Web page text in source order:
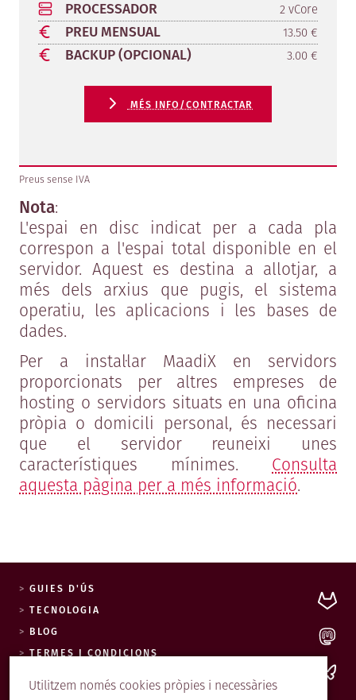
PROCESSADOR 2 vCore
PREU MENSUAL 13.50 €
BACKUP (OPCIONAL) 3.00 €
MÉS INFO/CONTRACTAR
Preus sense IVA
Nota:
L'espai en disc indicat per a cada pla
correspon a l'espai total disponible en el
servidor. Aquest es destina a allotjar, a
més dels arxius que pugis, el sistema
operatiu, les aplicacions i les bases de
dades.
Per a instal·lar MaadiX en servidors
proporcionats per altres empreses de
hosting o servidors situats en una oficina
pròpia o domicili personal, és necessari
que el servidor reuneixi unes
característiques mínimes. Consulta
aquesta pàgina per a més informació.
GUIES D'ÚS
TECNOLOGIA
BLOG
TERMES I CONDICIONS
0xE5BB2110.asc
Utilitzem només cookies pròpies i necessàries